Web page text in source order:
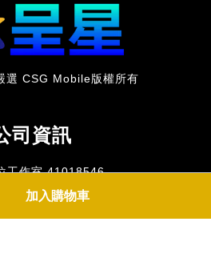
加入購物車
選 CSG Mobile版權所有
司資訊
工作室 41018546
話 : 0983404150